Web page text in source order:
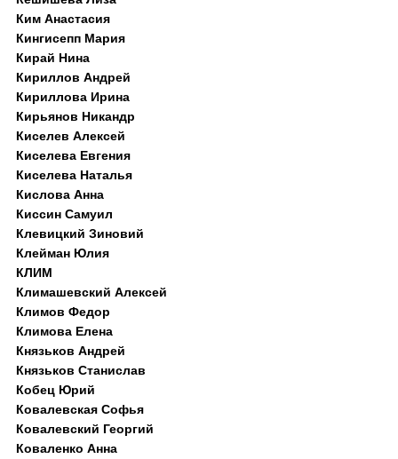
Ким Анастасия
Кингисепп Мария
Кирай Нина
Кириллов Андрей
Кириллова Ирина
Кирьянов Никандр
Киселев Алексей
Киселева Евгения
Киселева Наталья
Кислова Анна
Киссин Самуил
Клевицкий Зиновий
Клейман Юлия
КЛИМ
Климашевский Алексей
Климов Федор
Климова Елена
Князьков Андрей
Князьков Станислав
Кобец Юрий
Ковалевская Софья
Ковалевский Георгий
Коваленко Анна